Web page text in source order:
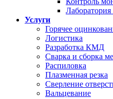
Услуги
Горячее
Логистика
Разработка КМД
Сварка и сборка
Распиловка
Плазменная резка
Сверление
Вальцевание